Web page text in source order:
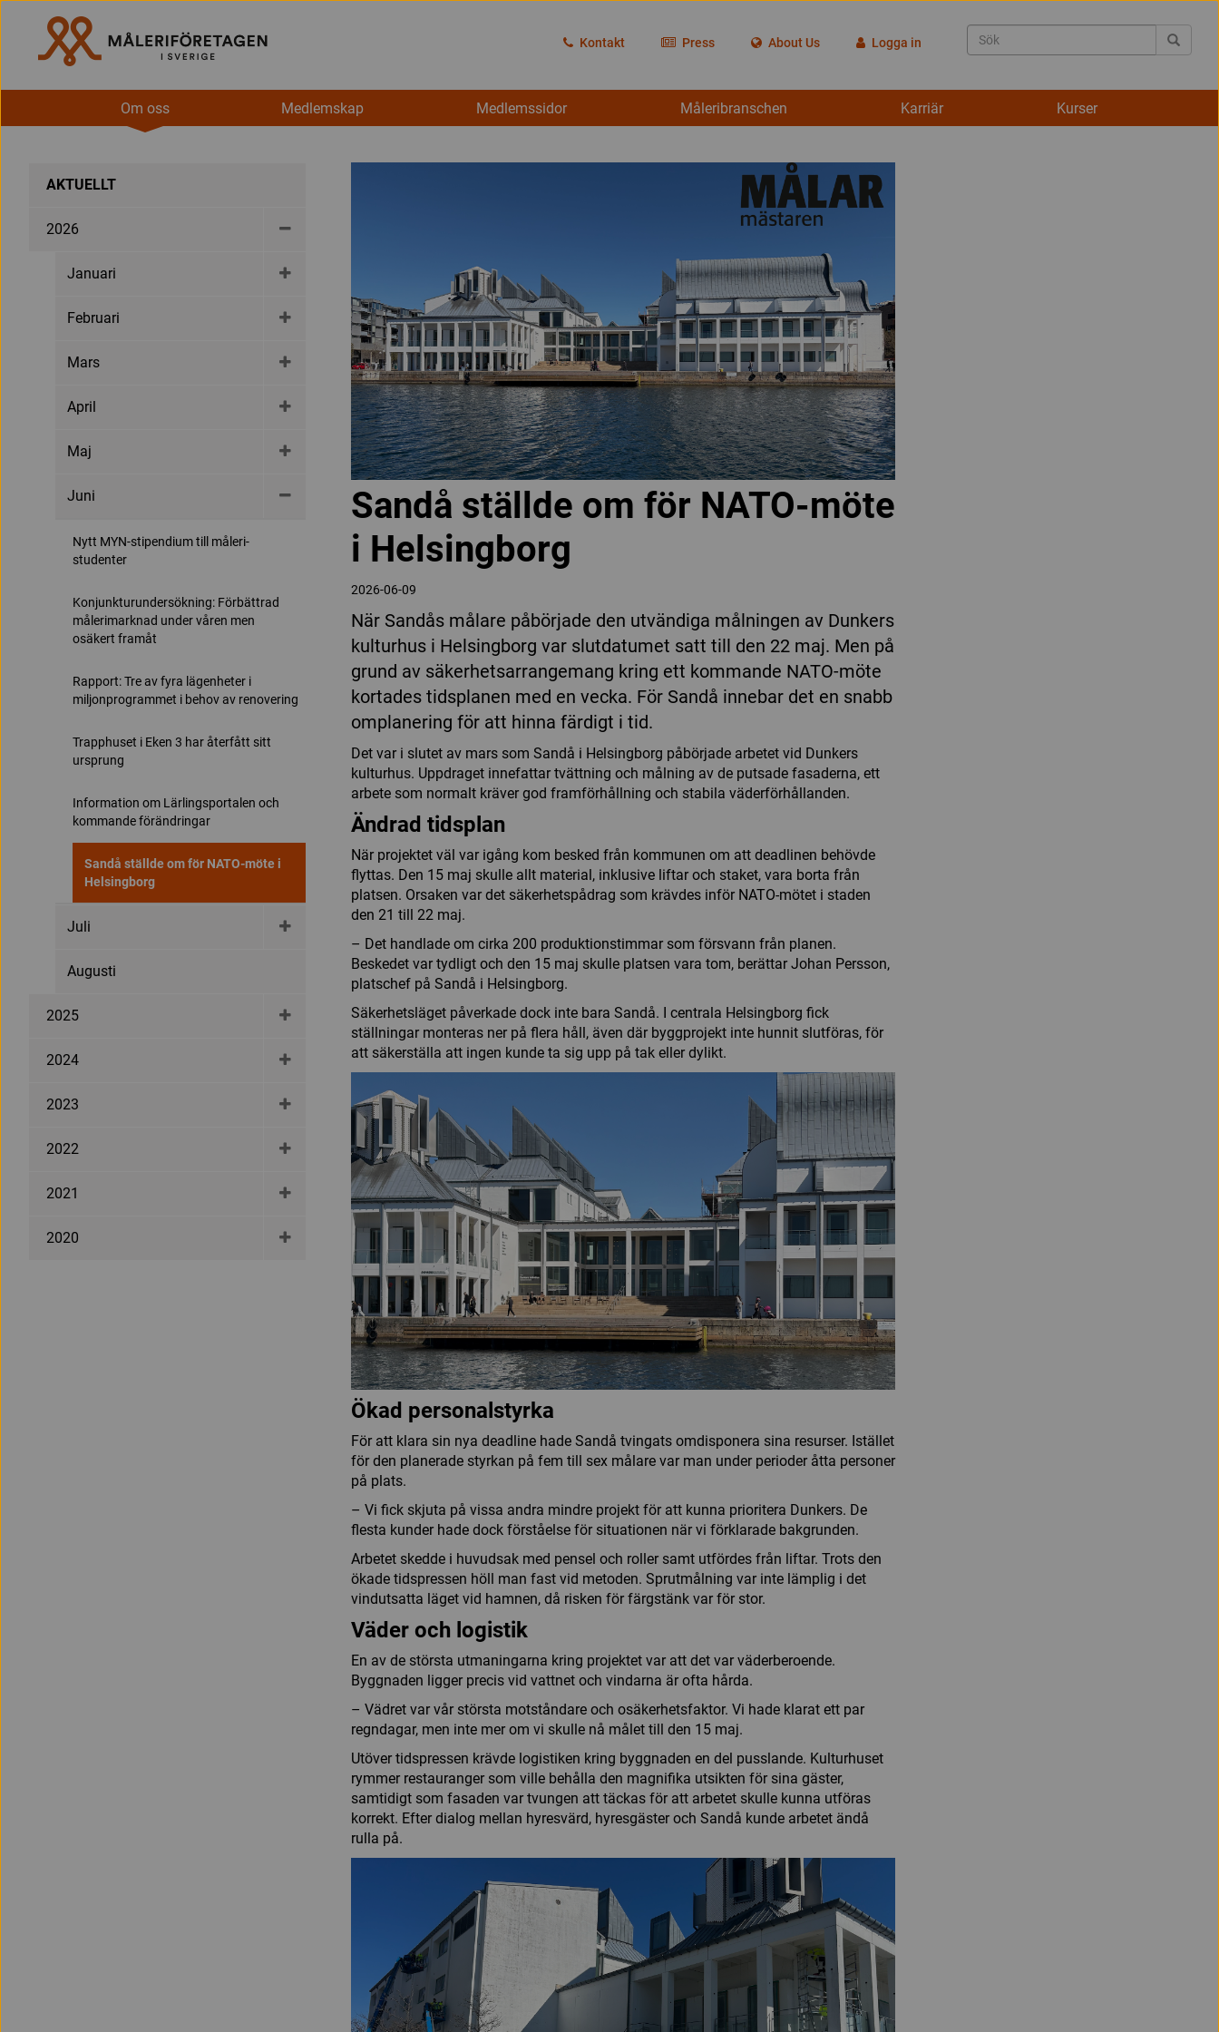
Kontakt Press About Us Logga in
Om oss Medlemskap Medlemssidor Måleribranschen Karriär Kurser
AKTUELLT
2026
Januari
Februari
Mars
April
Maj
Juni
Nytt MYN-stipendium till måleri-
studenter
Konjunkturundersökning: Förbättrad
målerimarknad under våren men
osäkert framåt
Rapport: Tre av fyra lägenheter i
miljonprogrammet i behov av renovering
Trapphuset i Eken 3 har återfått sitt
ursprung
Information om Lärlingsportalen och
kommande förändringar
Sandå ställde om för NATO-möte i
Helsingborg
Juli
Augusti
2025
2024
2023
2022
2021
2020
Sandå ställde om för NATO-möte
i Helsingborg
2026-06-09
När Sandås målare påbörjade den utvändiga målningen av Dunkers
kulturhus i Helsingborg var slutdatumet satt till den 22 maj. Men på
grund av säkerhetsarrangemang kring ett kommande NATO-möte
kortades tidsplanen med en vecka. För Sandå innebar det en snabb
omplanering för att hinna färdigt i tid.
Det var i slutet av mars som Sandå i Helsingborg påbörjade arbetet vid Dunkers
kulturhus. Uppdraget innefattar tvättning och målning av de putsade fasaderna, ett
arbete som normalt kräver god framförhållning och stabila väderförhållanden.
Ändrad tidsplan
När projektet väl var igång kom besked från kommunen om att deadlinen behövde
flyttas. Den 15 maj skulle allt material, inklusive liftar och staket, vara borta från
platsen. Orsaken var det säkerhetspådrag som krävdes inför NATO-mötet i staden
den 21 till 22 maj.
– Det handlade om cirka 200 produktionstimmar som försvann från planen.
Beskedet var tydligt och den 15 maj skulle platsen vara tom, berättar Johan Persson,
platschef på Sandå i Helsingborg.
Säkerhetsläget påverkade dock inte bara Sandå. I centrala Helsingborg fick
ställningar monteras ner på flera håll, även där byggprojekt inte hunnit slutföras, för
att säkerställa att ingen kunde ta sig upp på tak eller dylikt.
Ökad personalstyrka
För att klara sin nya deadline hade Sandå tvingats omdisponera sina resurser. Istället
för den planerade styrkan på fem till sex målare var man under perioder åtta personer
på plats.
– Vi fick skjuta på vissa andra mindre projekt för att kunna prioritera Dunkers. De
flesta kunder hade dock förståelse för situationen när vi förklarade bakgrunden.
Arbetet skedde i huvudsak med pensel och roller samt utfördes från liftar. Trots den
ökade tidspressen höll man fast vid metoden. Sprutmålning var inte lämplig i det
vindutsatta läget vid hamnen, då risken för färgstänk var för stor.
Väder och logistik
En av de största utmaningarna kring projektet var att det var väderberoende.
Byggnaden ligger precis vid vattnet och vindarna är ofta hårda.
– Vädret var vår största motståndare och osäkerhetsfaktor. Vi hade klarat ett par
regndagar, men inte mer om vi skulle nå målet till den 15 maj.
Utöver tidspressen krävde logistiken kring byggnaden en del pusslande. Kulturhuset
rymmer restauranger som ville behålla den magnifika utsikten för sina gäster,
samtidigt som fasaden var tvungen att täckas för att arbetet skulle kunna utföras
korrekt. Efter dialog mellan hyresvärd, hyresgäster och Sandå kunde arbetet ändå
rulla på.